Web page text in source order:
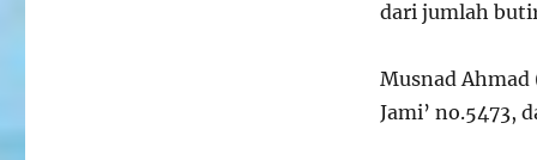
dari jumlah
Musnad Ahmad
Jami’ no.5473,